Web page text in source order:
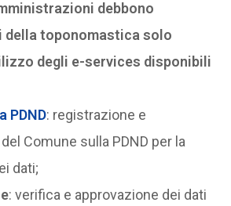
debbono
della toponomastica solo
degli e-services disponibili
PDND: registrazione e
Comune sulla PDND per la
dati;
: verifica e approvazione dei dati